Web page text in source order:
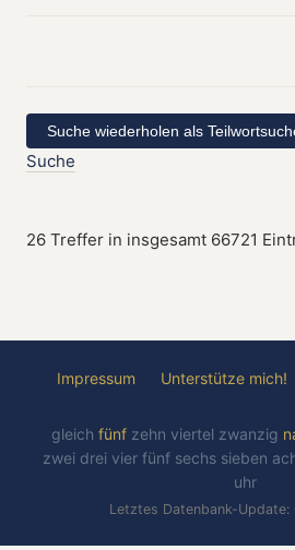
Suche
26 Treffer in insgesamt 66721
Impressum Unterstütze mich!
gleich fünf zehn viertel zwanzig
zwei drei vier fünf sechs sieben
uhr
Letztes Datenbank-